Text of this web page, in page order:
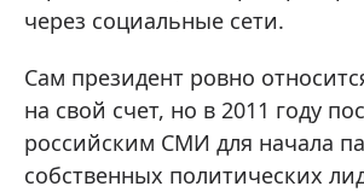
через социальные сети.
Сам президент ровно
на свой счет, но в 2011 году
российским СМИ для начала
собственных политических